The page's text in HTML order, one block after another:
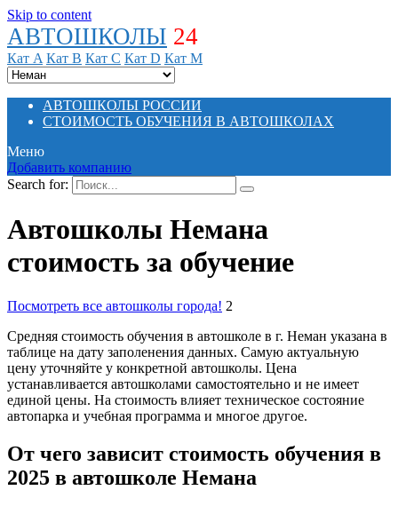
Skip to content
АВТОШКОЛЫ 24
Кат A Кат B Кат C Кат D Кат M
АВТОШКОЛЫ РОССИИ
СТОИМОСТЬ ОБУЧЕНИЯ В АВТОШКОЛАХ
Меню
Добавить компанию
Search for:
Автошколы Немана
стоимость за обучение
Посмотреть все автошколы города! 2
Средняя стоимость обучения в автошколе в г. Неман указана в
таблице на дату заполенения данных. Самую актуальную
цену уточняйте у конкретной автошколы. Цена
устанавливается автошколами самостоятельно и не имеет
единой цены. На стоимость влияет техническое состояние
автопарка и учебная программа и многое другое.
От чего зависит стоимость обучения в
2025 в автошколе Немана